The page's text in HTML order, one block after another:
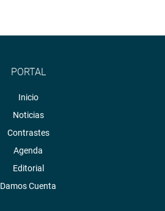
PORTAL
Inicio
Noticias
Contrastes
Agenda
Editorial
Damos Cuenta